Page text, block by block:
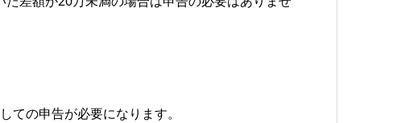
の申告が必要になります。